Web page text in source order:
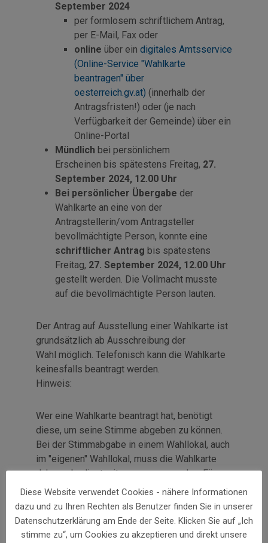
September 2024
per formlosem schriftlichem Antrag,
per E-Mail, Fax oder
online über ein digitales Amtsservice
(Online-Service "Wahlkarte
beantragen" über
oesterreich.gv.at) (innerhalb der
Antragsfristen!) oder (je nach
Verfügbarkeit der Gemeinde) über ein
Online-Portal
Mündlich bei persönlichem
Erscheinen bis spätestens Freitag, 27.
September 2024, 12.00 Uhr
Bei persönlicher Übergabe der
Wahlkarte an eine von der
Antragstellerin/vom Antragsteller
bevollmächtigte Person, konnte eine
schriftlicher Antrag bis spätestens
Freitag, 27. September 2024, 12.00 Uhr
gestellt werden. Die Vollmacht musste
auf die bevollmächtigte Person lauten.
Der Antrag auf Ausstellung einer Wahlkarte ist
grundsätzlich ab Ausschreibung der
Wahl möglich. Telefonisch kann die Wahlkarte
keinesfalls beantragt werden.
Hinweis:
Wer eine Wahlkarte beantragt hat, benötigt
diese, um seine Stimme abgeben zu können.
Bei der Stimmabgabe in einem Wahllokal, auch
im "eigenen" Wahllokal, muss die Wahlkarte
daher unbedingt mitgenommen werden. Für
eine verloren gegangene Wahlkarte darf kein
Duplikat ausgestellt werden.
Erforderliche
Diese Website verwendet Cookies - nähere Informationen
dazu und zu Ihren Rechten als Benutzer finden Sie in unserer
Datenschutzerklärung am Ende der Seite. Klicken Sie auf „Ich
stimme zu“, um Cookies zu akzeptieren und direkt unsere